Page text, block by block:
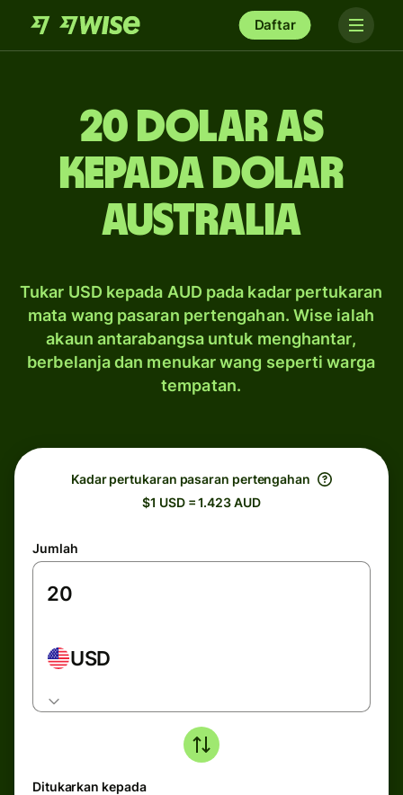
Daftar
20 dolar AS
kepada dolar
Australia
Tukar USD kepada AUD pada kadar pertukaran
mata wang pasaran pertengahan. Wise ialah
akaun antarabangsa untuk menghantar,
berbelanja dan menukar wang seperti warga
tempatan.
Kadar pertukaran pasaran pertengahan
$1 USD = 1.423 AUD
Jumlah
USD
Ditukarkan kepada